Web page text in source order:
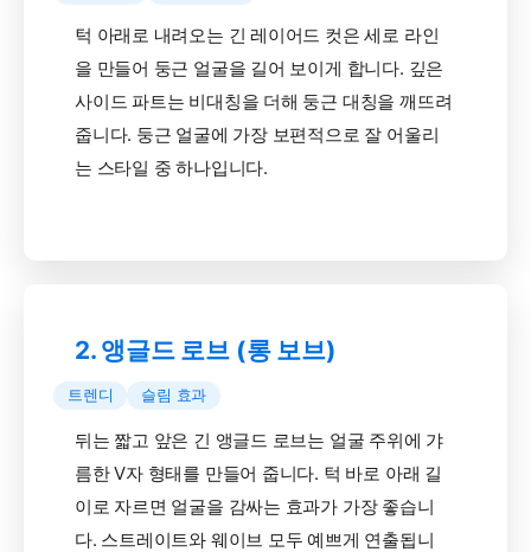
턱 아래로 내려오는 긴 레이어드 컷은 세로 라인
을 만들어 둥근 얼굴을 길어 보이게 합니다. 깊은
사이드 파트는 비대칭을 더해 둥근 대칭을 깨뜨려
줍니다. 둥근 얼굴에 가장 보편적으로 잘 어울리
는 스타일 중 하나입니다.
2. 앵글드 로브 (롱 보브)
트렌디 슬림 효과
뒤는 짧고 앞은 긴 앵글드 로브는 얼굴 주위에 갸
름한 V자 형태를 만들어 줍니다. 턱 바로 아래 길
이로 자르면 얼굴을 감싸는 효과가 가장 좋습니
다. 스트레이트와 웨이브 모두 예쁘게 연출됩니